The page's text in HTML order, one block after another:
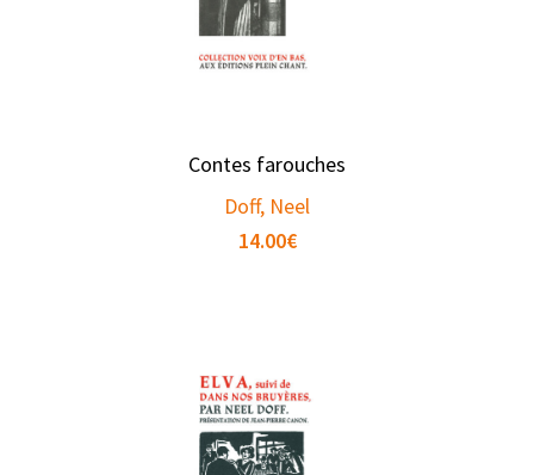
Contes farouches
Doff, Neel
14.00€